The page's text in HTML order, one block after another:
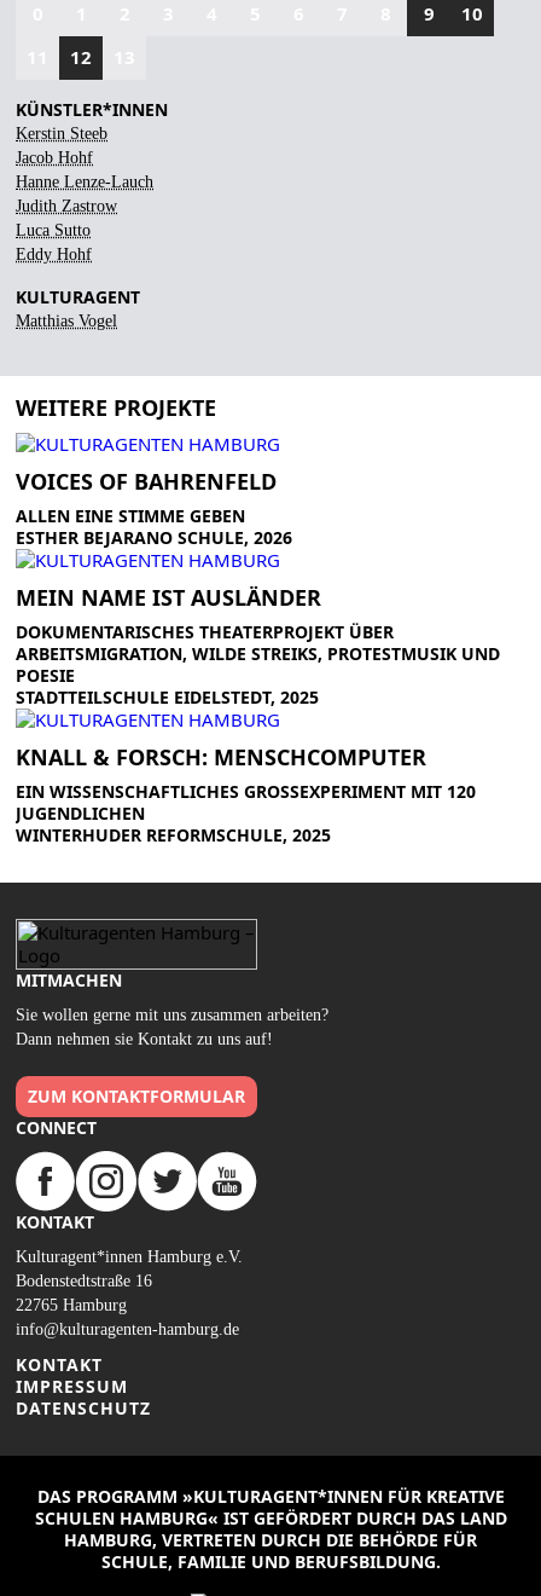
KÜNSTLER*INNEN
Kerstin Steeb
Jacob Hohf
Hanne Lenze-Lauch
Judith Zastrow
Luca Sutto
Eddy Hohf
KULTURAGENT
Matthias Vogel
9
10
12
WEITERE PROJEKTE
VOICES OF BAHRENFELD
ALLEN EINE STIMME GEBEN
ESTHER BEJARANO SCHULE, 2026
MEIN NAME IST AUSLÄNDER
DOKUMENTARISCHES THEATERPROJEKT ÜBER
ARBEITSMIGRATION, WILDE STREIKS, PROTESTMUSIK UND
POESIE
STADTTEILSCHULE EIDELSTEDT, 2025
KNALL & FORSCH: MENSCHCOMPUTER
EIN WISSENSCHAFTLICHES GROSSEXPERIMENT MIT 120 J
UGENDLICHEN
WINTERHUDER REFORMSCHULE, 2025
MITMACHEN
Sie wollen gerne mit uns zusammen arbeiten?
Dann nehmen sie Kontakt zu uns auf!
ZUM KONTAKTFORMULAR
CONNECT
KONTAKT
Kulturagent*innen Hamburg e.V.
Bodenstedtstraße 16
22765 Hamburg
info@kulturagenten-hamburg.de
KONTAKT
IMPRESSUM
DATENSCHUTZ
DAS PROGRAMM »KULTURAGENT*INNEN FÜR KREATIVE
SCHULEN HAMBURG« IST GEFÖRDERT DURCH DAS LAND
HAMBURG, VERTRETEN DURCH DIE BEHÖRDE FÜR
SCHULE, FAMILIE UND BERUFSBILDUNG.